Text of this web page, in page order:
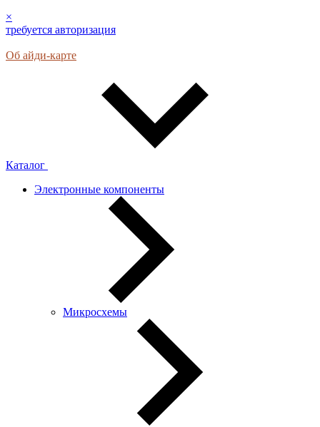
×
требуется авторизация
Об айди-карте
Каталог
Электронные компоненты
Микросхемы